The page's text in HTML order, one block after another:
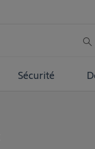
Sécurité